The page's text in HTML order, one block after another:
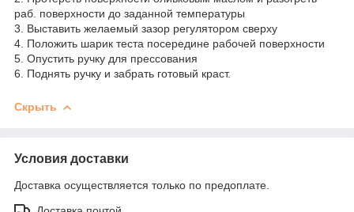
раб. поверхности до заданной температуры
3. Выставить желаемый зазор регулятором сверху
4. Положить шарик теста посередине рабочей поверхности
5. Опустить ручку для прессования
6. Поднять ручку и забрать готовый краст.
Скрыть
Условия доставки
Доставка осуществляется только по предоплате.